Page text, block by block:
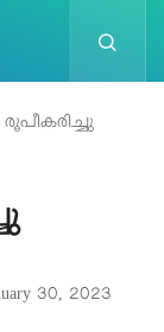
30, 2023